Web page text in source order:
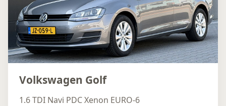
Volkswagen Golf
1.6 TDI Navi PDC Xenon EURO-6